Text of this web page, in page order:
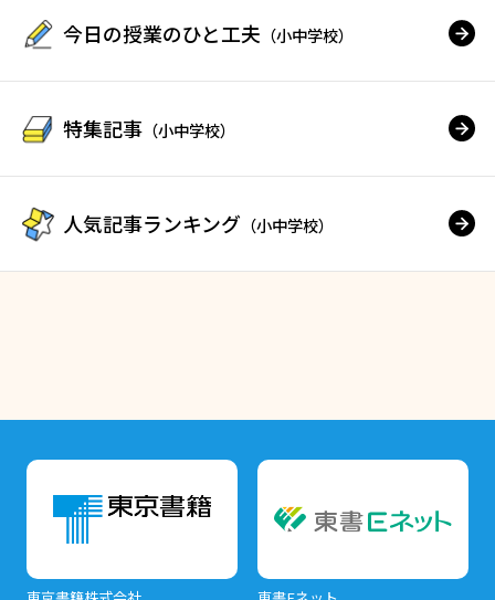
今日の授業のひと工夫 （小中学校）
特集記事 （小中学校）
人気記事ランキング （小中学校）